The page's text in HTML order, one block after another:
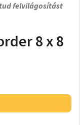
felvilágosítást
8 x 8